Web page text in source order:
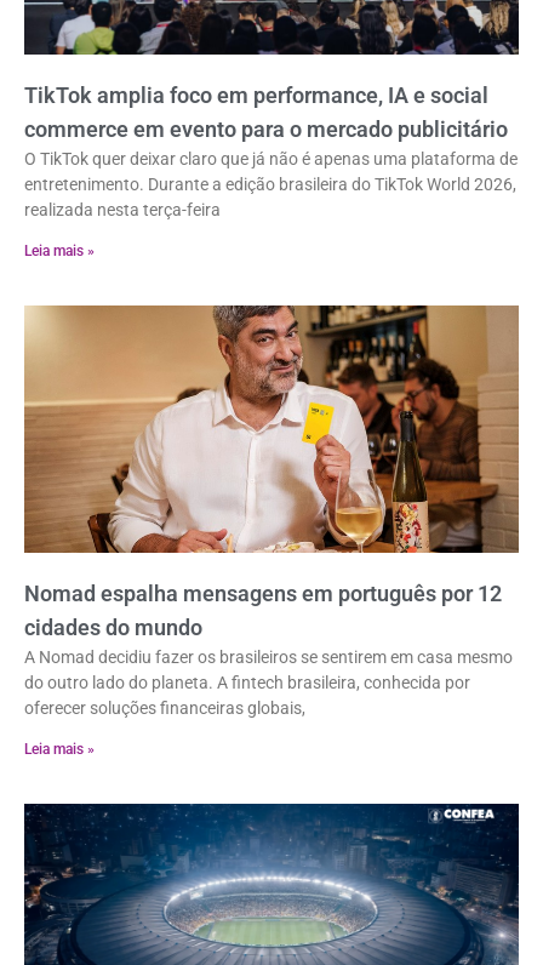
TikTok amplia foco em performance, IA e social
commerce em evento para o mercado publicitário
O TikTok quer deixar claro que já não é apenas uma plataforma de
entretenimento. Durante a edição brasileira do TikTok World 2026,
realizada nesta terça-feira
Leia mais »
Nomad espalha mensagens em português por 12
cidades do mundo
A Nomad decidiu fazer os brasileiros se sentirem em casa mesmo
do outro lado do planeta. A fintech brasileira, conhecida por
oferecer soluções financeiras globais,
Leia mais »